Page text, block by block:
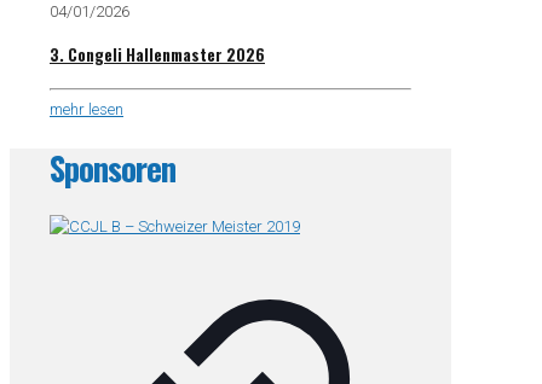
04/01/2026
3. Congeli Hallenmaster 2026
mehr lesen
Sponsoren